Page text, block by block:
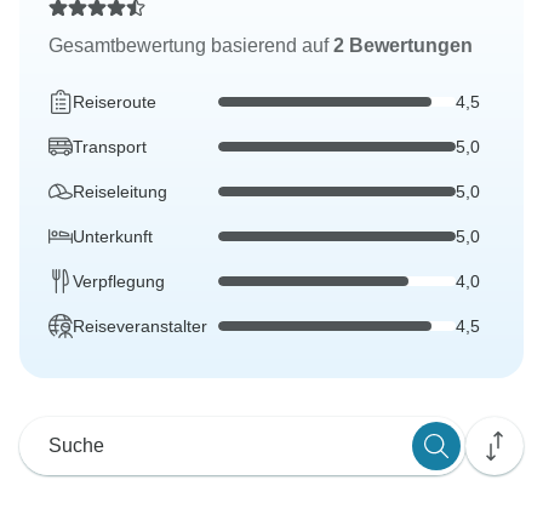
Gesamtbewertung basierend auf2 Bewertungen
Reiseroute 4,5
Transport 5,0
Reiseleitung 5,0
Unterkunft 5,0
Verpflegung 4,0
Reiseveranstalter 4,5